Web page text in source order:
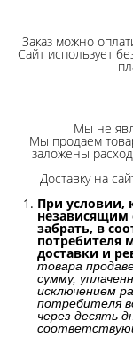
Заказ можно
Сайт использует
Мы не
Мы продаем
заложены
Доставку на
При условии,
независящим
забрать, в
потребителя
доставки и
товара
сумму,
исключением
потребителя
через десять